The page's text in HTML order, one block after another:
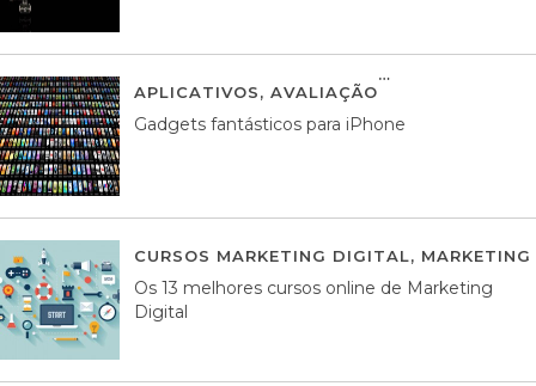
APLICATIVOS, AVALIAÇÃO
Gadgets fantásticos para iPhone
CURSOS MARKETING DIGITAL,
Os 13 melhores cursos online de Marketing
Digital